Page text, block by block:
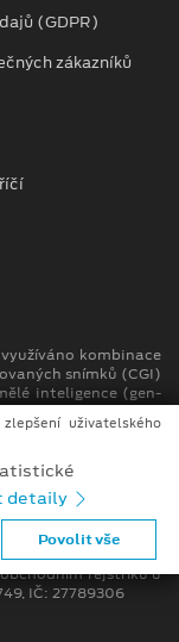
(GDPR)
zákazníků
kombinace
snímků (CGI)
inteligence (gen-
Bečvou, 757 01
rejstříku u
IČ: 27789306
uživatelského
detaily
Povolit vše